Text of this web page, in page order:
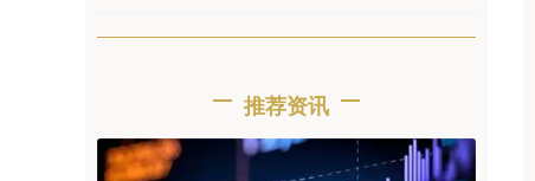
推荐资讯